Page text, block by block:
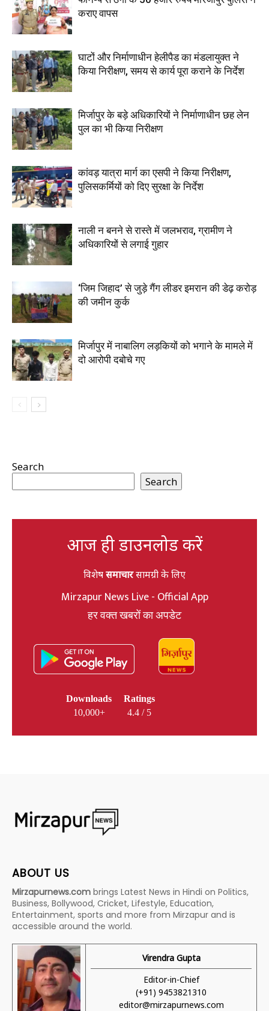
कराए वापस
घाटों और निर्माणाधीन हेलीपैड का मंडलायुक्त ने
किया निरीक्षण, समय से कार्य पूरा कराने के निर्देश
मिर्जापुर के बड़े अधिकारियों ने निर्माणाधीन छह लेन
पुल का भी किया निरीक्षण
कांवड़ यात्रा मार्ग का एसपी ने किया निरीक्षण,
पुलिसकर्मियों को दिए सुरक्षा के निर्देश
नाली न बनने से रास्ते में जलभराव, ग्रामीण ने
अधिकारियों से लगाई गुहार
‘जिम जिहाद’ से जुड़े गैंग लीडर इमरान की डेढ़ करोड़
की जमीन कुर्क
मिर्जापुर में नाबालिग लड़कियों को भगाने के मामले में
दो आरोपी दबोचे गए
Search
Search
आज ही डाउनलोड करें
विशेषसमाचारसामग्री के लिए
Mirzapur News Live - Official App
हर वक्त खबरों का अपडेट
Downloads
10,000+
Ratings
4.4 / 5
ABOUT US
Mirzapurnews.com brings Latest News in Hindi on Politics,
Business, Bollywood, Cricket, Lifestyle, Education,
Entertainment, sports and more from Mirzapur and is
accessible around the world.
Virendra Gupta
Editor-in-Chief
(+91) 9453821310
editor@mirzapurnews.com